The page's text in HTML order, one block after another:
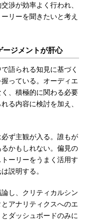
渉が効率よく行われ、
リーを聞きたいと考え
ージメントが肝心
語られる知見に基づく
っている。オーディエ
、積極的に関わる必要
る内容に検討を加え、
ず主観が入る。誰もが
かもしれない。偏見の
ーリーをうまく活用す
説明する。
し、クリティカルシン
アナリティクスへのエ
ダッシュボードのみに